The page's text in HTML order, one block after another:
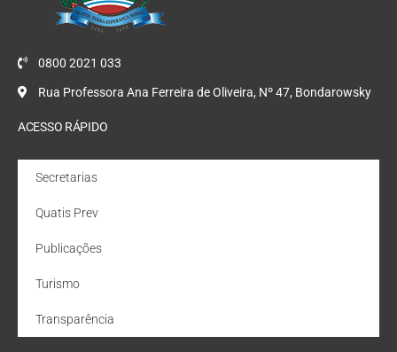
0800 2021 033
Rua Professora Ana Ferreira de Oliveira, Nº 47, Bondarowsky
ACESSO RÁPIDO
Secretarias
Quatis Prev
Publicações
Turismo
Transparência